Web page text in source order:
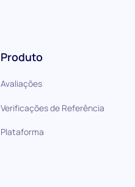
Produto
Avaliações
Verificações de Referência
Plataforma